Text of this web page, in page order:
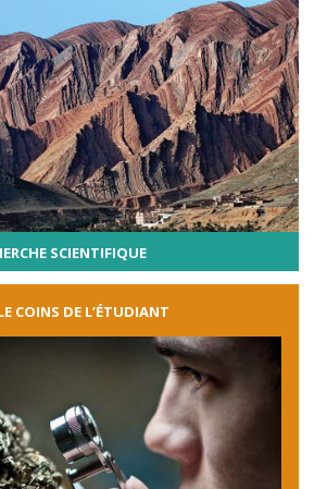
SCIENTIFIQUE
COINS DE L’ÉTUDIANT